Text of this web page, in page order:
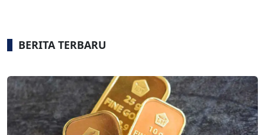
BERITA TERBARU